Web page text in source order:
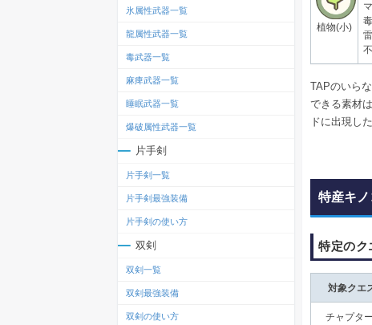
植物(小)
TAPのいら
できる素材
ドに出現し
特産キ
特定のク
対象クエ
チャプタ
氷属性武器一覧
龍属性武器一覧
毒武器一覧
麻痺武器一覧
睡眠武器一覧
爆破属性武器一覧
片手剣
片手剣一覧
片手剣最強装備
片手剣の使い方
双剣
双剣一覧
双剣最強装備
双剣の使い方